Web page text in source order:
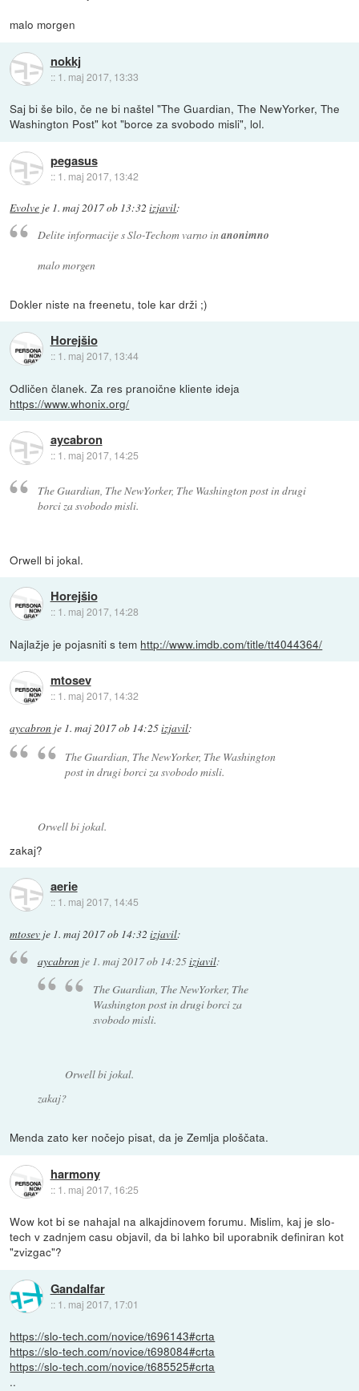
malo morgen
nokkj
:: 1. maj 2017, 13:33
Saj bi še bilo, če ne bi naštel "The Guardian, The NewYorker, The
Washington Post" kot "borce za svobodo misli", lol.
pegasus
:: 1. maj 2017, 13:42
Evolve je 1. maj 2017 ob 13:32 izjavil:
Delite informacije s Slo-Techom varno inanonimno
malo morgen
Dokler niste na freenetu, tole kar drži ;)
Horejšio
:: 1. maj 2017, 13:44
Odličen članek. Za res pranoične kliente ideja
https://www.whonix.org/
aycabron
:: 1. maj 2017, 14:25
The Guardian, The NewYorker, The Washington post in drugi
borci za svobodo misli.
Orwell bi jokal.
Horejšio
:: 1. maj 2017, 14:28
Najlažje je pojasniti s tem http://www.imdb.com/title/tt4044364/
mtosev
:: 1. maj 2017, 14:32
aycabron je 1. maj 2017 ob 14:25izjavil:
The Guardian, The NewYorker, The Washington
post in drugi borci za svobodo misli.
Orwell bi jokal.
zakaj?
aerie
:: 1. maj 2017, 14:45
mtosev je 1. maj 2017 ob 14:32 izjavil:
aycabronje 1. maj 2017 ob 14:25izjavil:
The Guardian, The NewYorker, The
Washington post in drugi borci za
svobodo misli.
Orwell bi jokal.
zakaj?
Menda zato ker nočejo pisat, da je Zemlja ploščata.
harmony
:: 1. maj 2017, 16:25
Wow kot bi se nahajal na alkajdinovem forumu. Mislim, kaj je slo-
tech v zadnjem casu objavil, da bi lahko bil uporabnik definiran kot
"zvizgac"?
Gandalfar
:: 1. maj 2017, 17:01
https://slo-tech.com/novice/t696143#crta
https://slo-tech.com/novice/t698084#crta
https://slo-tech.com/novice/t685525#crta
..